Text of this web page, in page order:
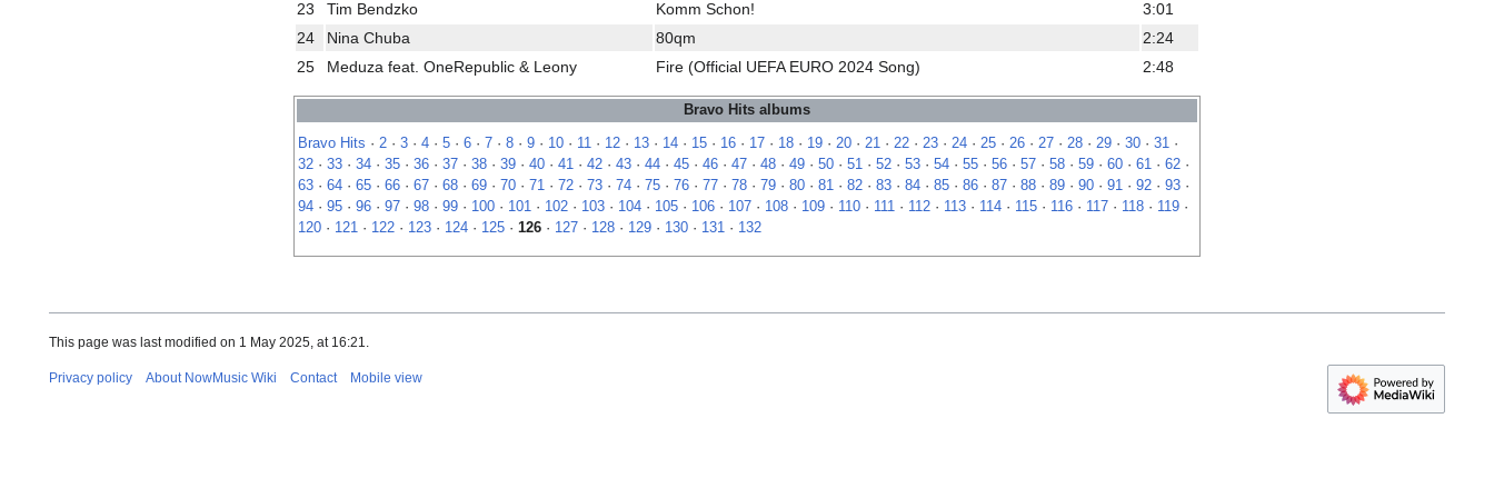
23
Tim Bendzko Komm Schon!
3:01
24
Nina Chuba 80qm
2:24
25
Meduza feat. OneRepublic & Leony Fire (Official UEFA EURO 2024 Song) 2:48
Bravo Hits albums
Bravo Hits · 2 · 3 · 4 · 5 · 6 · 7 · 8 · 9 · 10 · 11 · 12 · 13 · 14 · 15 · 16 · 17 · 18 · 19 · 20 · 21 · 22 · 23 · 24 · 25 · 26 · 27 · 28 · 29 · 30 · 31 ·
32 · 33 · 34 · 35 · 36 · 37 · 38 · 39 · 40 · 41 · 42 · 43 · 44 · 45 · 46 · 47 · 48 · 49 · 50 · 51 · 52 · 53 · 54 · 55 · 56 · 57 · 58 · 59 · 60 · 61 · 62 ·
63 · 64 · 65 · 66 · 67 · 68 · 69 · 70 · 71 · 72 · 73 · 74 · 75 · 76 · 77 · 78 · 79 · 80 · 81 · 82 · 83 · 84 · 85 · 86 · 87 · 88 · 89 · 90 · 91 · 92 · 93 ·
94 · 95 · 96 · 97 · 98 · 99 · 100 · 101 · 102 · 103 · 104 · 105 · 106 · 107 · 108 · 109 · 110 · 111 · 112 · 113 · 114 · 115 · 116 · 117 · 118 · 119 ·
120 · 121 · 122 · 123 · 124 · 125 · 126 · 127 · 128 · 129 · 130 · 131 · 132
This page was last modified on 1 May 2025, at 16:21.
Privacy policy About NowMusic Wiki Contact Mobile view